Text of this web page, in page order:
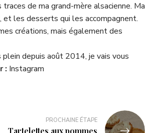
de ma grand-mère alsacienne. Ma
et les desserts qui les accompagnent.
créations, mais également des
depuis août 2014, je vais vous
: Instagram
PROCHAINE ÉTAPE
Tartelettes aux pommes